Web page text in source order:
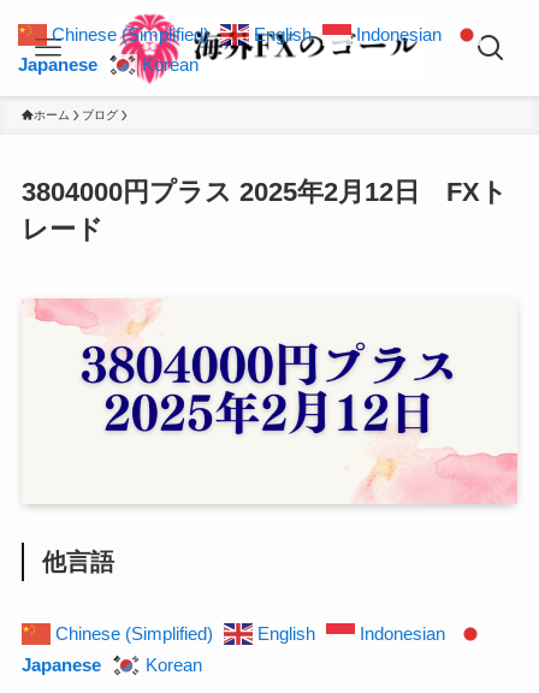
ホーム ブログ
3804000円プラス 2025年2月12日 FXト
レード
他言語
Chinese (Simplified) English
Indonesian
Japanese
Korean
Chinese (Simplified) English
Indonesian
Japanese
Korean